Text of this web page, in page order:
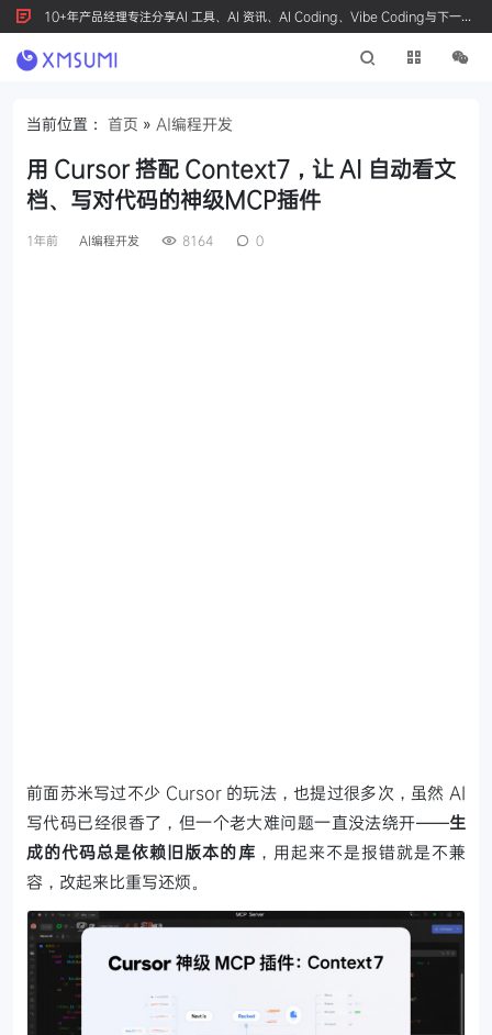
10+年产品经理专注分享AI 工具、AI 资讯、AI Coding、Vibe Coding与下一代
产品创新，按 Ctrl+D 收藏我们
当前位置： 首页 » AI编程开发
用 Cursor 搭配 Context7，让 AI 自动看文
档、写对代码的神级MCP插件
1年前 AI编程开发 8164 0
前面苏米写过不少 Cursor 的玩法，也提过很多次，虽然 AI
写代码已经很香了，但一个老大难问题一直没法绕开——生
成的代码总是依赖旧版本的库 ，用起来不是报错就是不兼
容，改起来比重写还烦。